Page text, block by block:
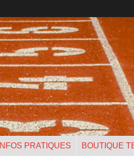
INFOS PRATIQUES BOUTIQUE